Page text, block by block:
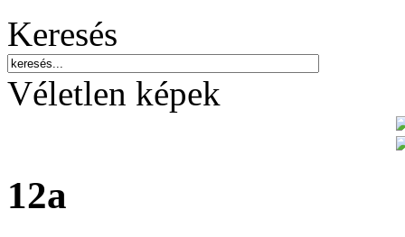
Keresés
Véletlen képek
12a